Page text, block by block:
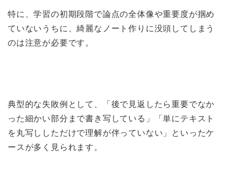
特に、学習の初期段階で論点の全体像や重要度が掴め
ていないうちに、綺麗なノート作りに没頭してしまう
のは注意が必要です。
典型的な失敗例として、「後で見返したら重要でなか
った細かい部分まで書き写している」「単にテキスト
を丸写ししただけで理解が伴っていない」といったケ
ースが多く見られます。